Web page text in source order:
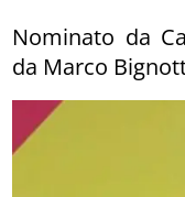
Nominato da
da Marco